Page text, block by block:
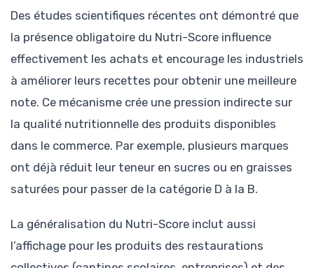
Des études scientifiques récentes ont démontré que
la présence obligatoire du Nutri-Score influence
effectivement les achats et encourage les industriels
à améliorer leurs recettes pour obtenir une meilleure
note. Ce mécanisme crée une pression indirecte sur
la qualité nutritionnelle des produits disponibles
dans le commerce. Par exemple, plusieurs marques
ont déjà réduit leur teneur en sucres ou en graisses
saturées pour passer de la catégorie D à la B.
La généralisation du Nutri-Score inclut aussi
l’affichage pour les produits des restaurations